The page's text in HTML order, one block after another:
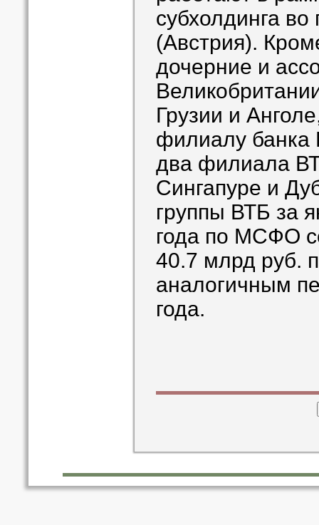
субхолдинга
(Австрия).
дочерние и
Грузии и
филиалу банка
два филиала
Сингапуре и
группы ВТБ за
года по МСФО
40.7 млрд руб.
аналогичным
года.